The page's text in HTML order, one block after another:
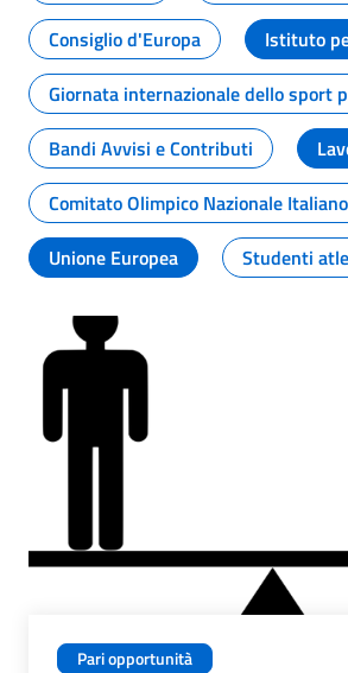
Consiglio d'Europa
Istituto
Giornata internazionale dello sport
Bandi Avvisi e Contributi
Comitato Olimpico Nazionale Italiano
Unione Europea
Studenti
Pari opportunità